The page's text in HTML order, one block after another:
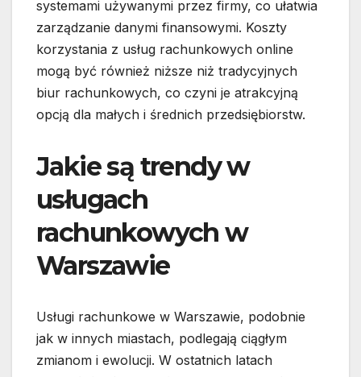
systemami używanymi przez firmy, co ułatwia
zarządzanie danymi finansowymi. Koszty
korzystania z usług rachunkowych online
mogą być również niższe niż tradycyjnych
biur rachunkowych, co czyni je atrakcyjną
opcją dla małych i średnich przedsiębiorstw.
Jakie są trendy w
usługach
rachunkowych w
Warszawie
Usługi rachunkowe w Warszawie, podobnie
jak w innych miastach, podlegają ciągłym
zmianom i ewolucji. W ostatnich latach